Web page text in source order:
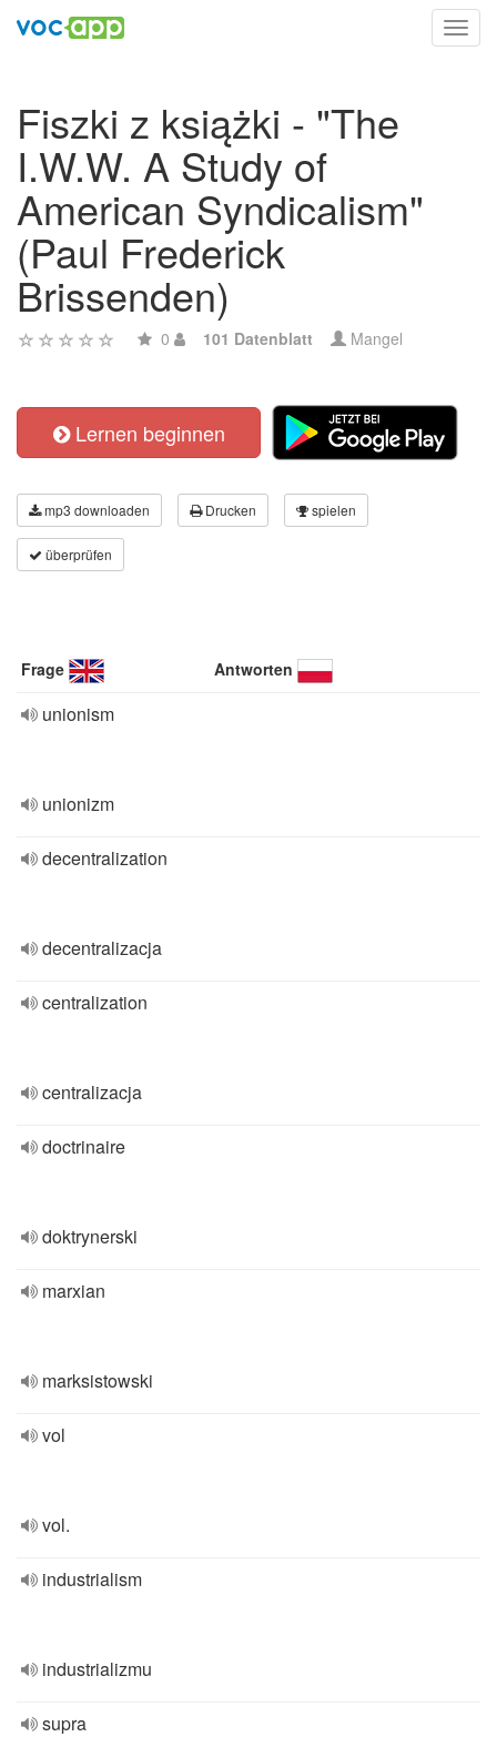
Fiszki z książki - "The
I.W.W. A Study of
American Syndicalism"
(Paul Frederick
Brissenden)
0 101 Datenblatt Mangel
Lernen beginnen
mp3 downloaden Drucken spielen
überprüfen
Frage Antworten
unionism
unionizm
decentralization
decentralizacja
centralization
centralizacja
doctrinaire
doktrynerski
marxian
marksistowski
vol
vol.
industrialism
industrializmu
supra